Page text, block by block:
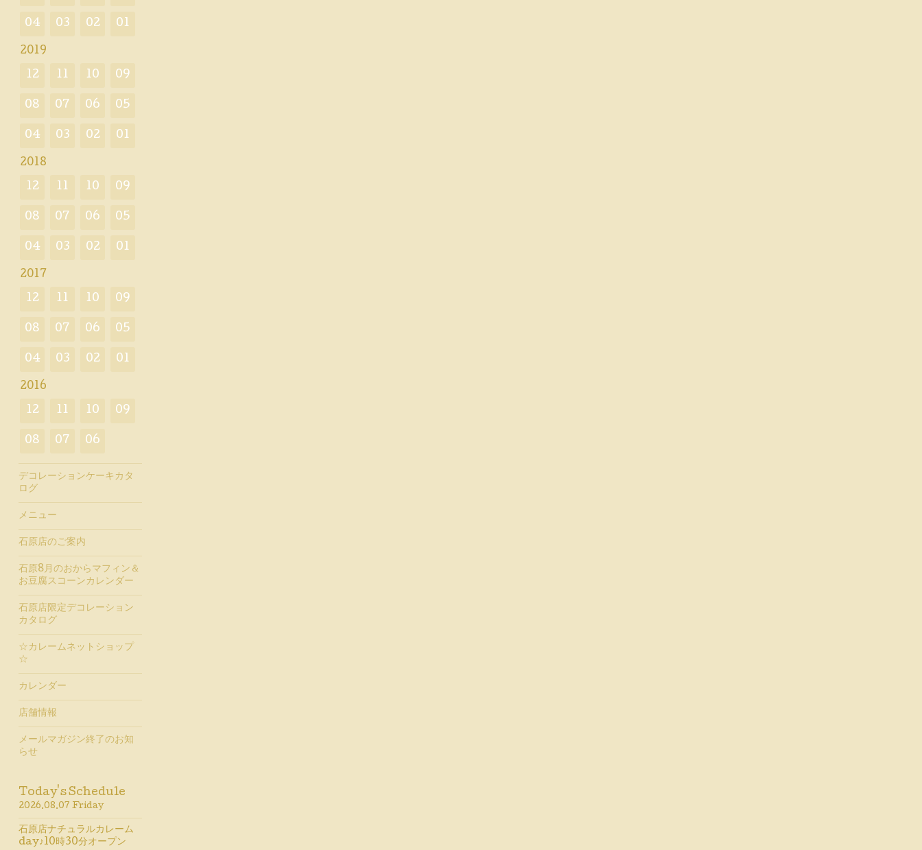
04 03 02 01
2019
12 11 10 09
08 07 06 05
04 03 02 01
2018
12 11 10 09
08 07 06 05
04 03 02 01
2017
12 11 10 09
08 07 06 05
04 03 02 01
2016
12 11 10 09
08 07 06
デコレーションケーキカタ
ログ
メニュー
石原店のご案内
石原8月のおからマフィン＆
お豆腐スコーンカレンダー
石原店限定デコレーション
カタログ
☆カレームネットショップ
☆
カレンダー
店舗情報
メールマガジン終了のお知
らせ
Today's Schedule
2026.08.07 Friday
石原店ナチュラルカレーム
day♪10時30分オープン